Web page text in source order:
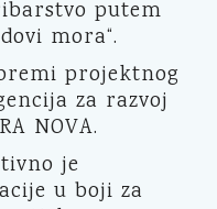
putem
mora“.
projektnog
za razvoj
NOVA.
je
u boji za